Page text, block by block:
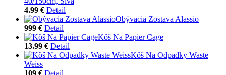
4.99 € Detail
Obývacia Zostava Alassio
999 € Detail
Kôš Na Papier Cage
13.99 € Detail
Kôš Na Odpadky Waste
Weiss
109 € Detail